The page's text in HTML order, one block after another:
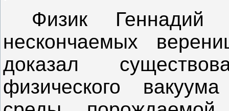
Физик Геннадий
нескончаемых
доказал
физического